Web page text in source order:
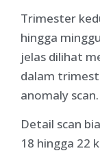
Trimester
hingga
jelas dilihat
dalam
anomaly scan.
Detail scan
18 hingga 22